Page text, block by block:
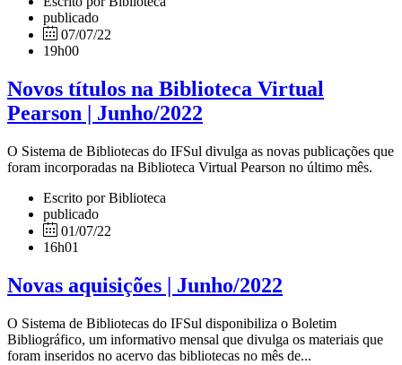
publicado
07/07/22
19h00
Novos títulos na Biblioteca Virtual
Pearson | Junho/2022
O Sistema de Bibliotecas do IFSul divulga as novas publicações que
foram incorporadas na Biblioteca Virtual Pearson no último mês.
Escrito por Biblioteca
publicado
01/07/22
16h01
Novas aquisições | Junho/2022
O Sistema de Bibliotecas do IFSul disponibiliza o Boletim
Bibliográfico, um informativo mensal que divulga os materiais que
foram inseridos no acervo das bibliotecas no mês de...